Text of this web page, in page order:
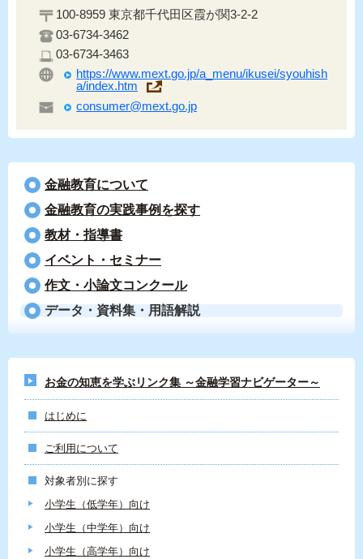
100-8959 東京都千代田区霞が関3-2-2
03-6734-3462
03-6734-3463
https://www.mext.go.jp/a_menu/ikusei/syouhish
a/index.htm
consumer@mext.go.jp
金融教育について
⾦融教育の実践事例を探す
教材・指導書
イベント・セミナー
作文・小論文コンクール
データ・資料集・用語解説
お金の知恵を学ぶリンク集 ～金融学習ナビゲーター～
はじめに
ご利用について
対象者別に探す
小学生（低学年）向け
小学生（中学年）向け
小学生（高学年）向け